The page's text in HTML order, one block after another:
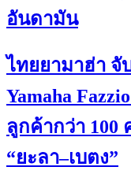
อันดามัน
ไทยยามาฮ่า
Yamaha
ลูกค้ากว่า 100
“ยะลา–เบตง”